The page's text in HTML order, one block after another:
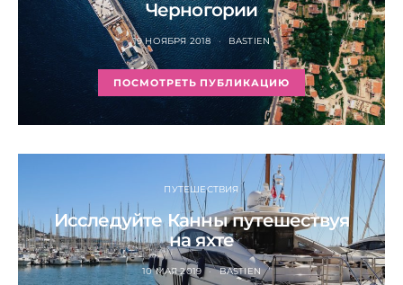
Черногории
19 НОЯБРЯ 2018 BASTIEN
ПОСМОТРЕТЬ ПУБЛИКАЦИЮ
ПУТЕШЕСТВИЯ
Исследуйте Канны путешествуя
на яхте
10 МАЯ 2019 BASTIEN